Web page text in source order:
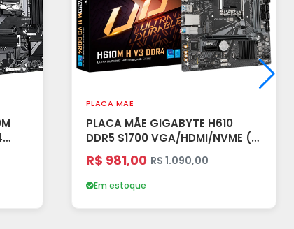
PLACA MAE
PLACA MÃE GIGABYTE H610
DDR5 S1700 VGA/HDMI/NVME (2
SLOTS)
R$ 981,00 R$ 1.090,00
Em estoque